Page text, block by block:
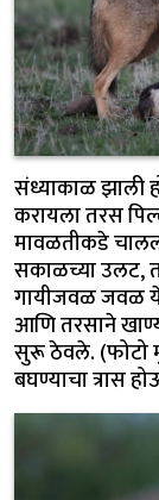
संध्याकाळ झाली
करायला तरस
मावळतीकडे
सकाळच्या उलट,
गायीजवळ जवळ
आणि तरसाने
सुरू ठेवले. (फोटो
बघण्याचा त्रास